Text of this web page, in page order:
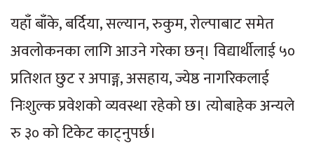
यहाँ बाँके, बर्दिया, सल्यान, रुकुम, रोल्पाबाट समेत
अवलोकनका लागि आउने गरेका छन्। विद्यार्थीलाई ५०
प्रतिशत छुट र अपाङ्ग, असहाय, ज्येष्ठ नागरिकलाई
निःशुल्क प्रवेशको व्यवस्था रहेको छ। त्योबाहेक अन्यले
रु ३० को टिकेट काट्नुपर्छ।